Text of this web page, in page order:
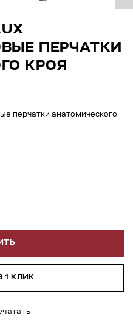
ПЕРЧАТКИ
КРОЯ
перчатки анатомического
1 КЛИК